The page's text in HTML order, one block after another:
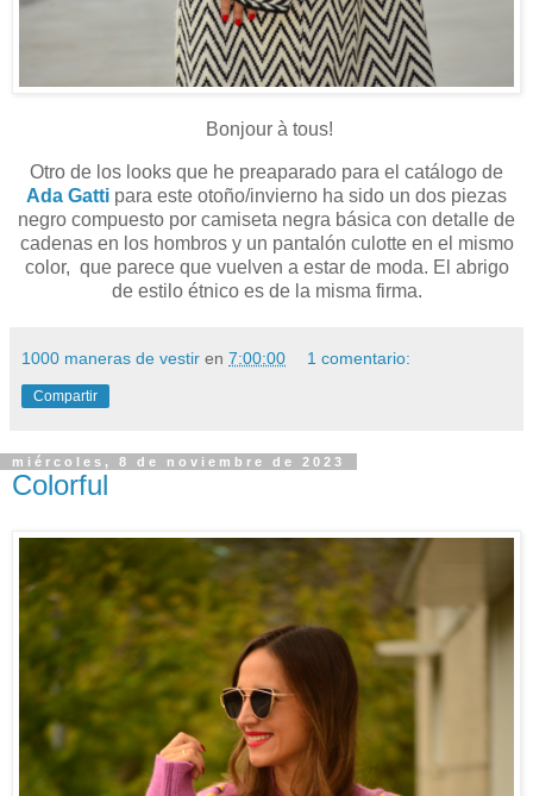
Bonjour à tous!
Otro de los looks que he preaparado para el catálogo de
Ada Gatti para este otoño/invierno ha sido un dos piezas
negro compuesto por camiseta negra básica con detalle de
cadenas en los hombros y un pantalón culotte en el mismo
color, que parece que vuelven a estar de moda. El abrigo
de estilo étnico es de la misma firma.
1000 maneras de vestir en 7:00:00 1 comentario:
Compartir
miércoles, 8 de noviembre de 2023
Colorful